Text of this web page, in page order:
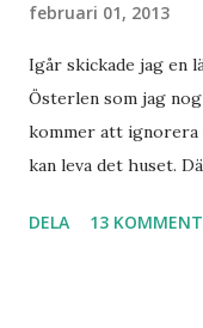
februari 01, 2013
Igår skickade jag en
Österlen som jag
kommer att ignorera
kan leva det huset.
används. Min man
DELA 13